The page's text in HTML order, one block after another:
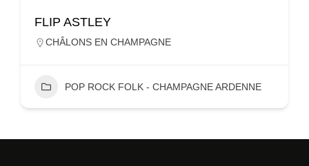
FLIP ASTLEY
CHÂLONS EN CHAMPAGNE
POP ROCK FOLK - CHAMPAGNE ARDENNE